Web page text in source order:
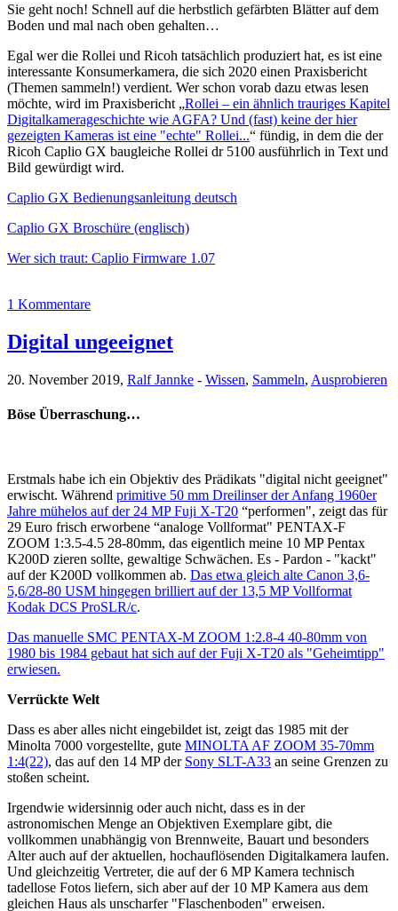
Sie geht noch! Schnell auf die herbstlich gefärbten Blätter auf dem
Boden und mal nach oben gehalten…
Egal wer die Rollei und Ricoh tatsächlich produziert hat, es ist eine
interessante Konsumerkamera, die sich 2020 einen Praxisbericht
(Themen sammeln!) verdient. Wer schon vorab dazu etwas lesen
möchte, wird im Praxisbericht „Rollei – ein ähnlich trauriges Kapitel
Digitalkamerageschichte wie AGFA? Und (fast) keine der hier
gezeigten Kameras ist eine "echte" Rollei...“ fündig, in dem die der
Ricoh Caplio GX baugleiche Rollei dr 5100 ausführlich in Text und
Bild gewürdigt wird.
Caplio GX Bedienungsanleitung deutsch
Caplio GX Broschüre (englisch)
Wer sich traut: Caplio Firmware 1.07
1 Kommentare
Digital ungeeignet
20. November 2019, Ralf Jannke - Wissen, Sammeln, Ausprobieren
Böse Überraschung…
Erstmals habe ich ein Objektiv des Prädikats "digital nicht geeignet"
erwischt. Während primitive 50 mm Dreilinser der Anfang 1960er
Jahre mühelos auf der 24 MP Fuji X-T20 “performen", zeigt das für
29 Euro frisch erworbene “analoge Vollformat" PENTAX-F
ZOOM 1:3.5-4.5 28-80mm, das eigentlich meine 10 MP Pentax
K200D zieren sollte, gewaltige Schwächen. Es - Pardon - "kackt"
auf der K200D vollkommen ab. Das etwa gleich alte Canon 3,6-
5,6/28-80 USM hingegen brilliert auf der 13,5 MP Vollformat
Kodak DCS ProSLR/c.
Das manuelle SMC PENTAX-M ZOOM 1:2.8-4 40-80mm von
1980 bis 1984 gebaut hat sich auf der Fuji X-T20 als "Geheimtipp"
erwiesen.
Verrückte Welt
Dass es aber alles nicht eingebildet ist, zeigt das 1985 mit der
Minolta 7000 vorgestellte, gute MINOLTA AF ZOOM 35-70mm
1:4(22), das auf den 14 MP der Sony SLT-A33 an seine Grenzen zu
stoßen scheint.
Irgendwie widersinnig oder auch nicht, dass es in der
astronomischen Menge an Objektiven Exemplare gibt, die
vollkommen unabhängig von Brennweite, Bauart und besonders
Alter auch auf der aktuellen, hochauflösenden Digitalkamera laufen.
Und gleichzeitig Vertreter, die auf der 6 MP Kamera technisch
tadellose Fotos liefern, sich aber auf der 10 MP Kamera aus dem
gleichen Haus als unscharfer "Flaschenboden" erweisen.